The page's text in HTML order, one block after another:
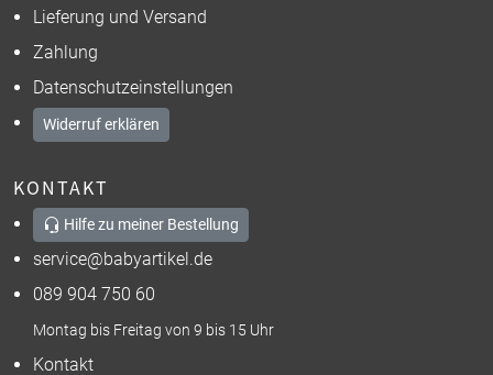
Lieferung und Versand
Zahlung
Datenschutzeinstellungen
Widerruf erklären
KONTAKT
Hilfe zu meiner Bestellung
service@babyartikel.de
089 904 750 60
Montag bis Freitag von 9 bis 15 Uhr
Kontakt